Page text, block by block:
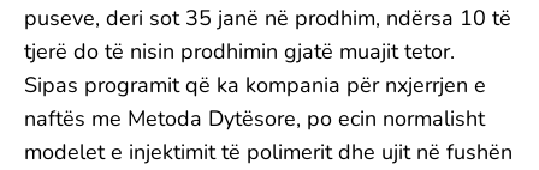
puseve, deri sot 35 janë në prodhim, ndërsa 10 të
tjerë do të nisin prodhimin gjatë muajit tetor.
Sipas programit që ka kompania për nxjerrjen e
naftës me Metoda Dytësore, po ecin normalisht
modelet e injektimit të polimerit dhe ujit në fushën